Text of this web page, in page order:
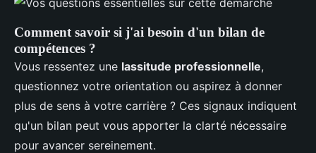
Comment savoir si j'ai besoin d'un bilan de
compétences ?
Vous ressentez une lassitude professionnelle,
questionnez votre orientation ou aspirez à donner
plus de sens à votre carrière ? Ces signaux indiquent
qu'un bilan peut vous apporter la clarté nécessaire
pour avancer sereinement.